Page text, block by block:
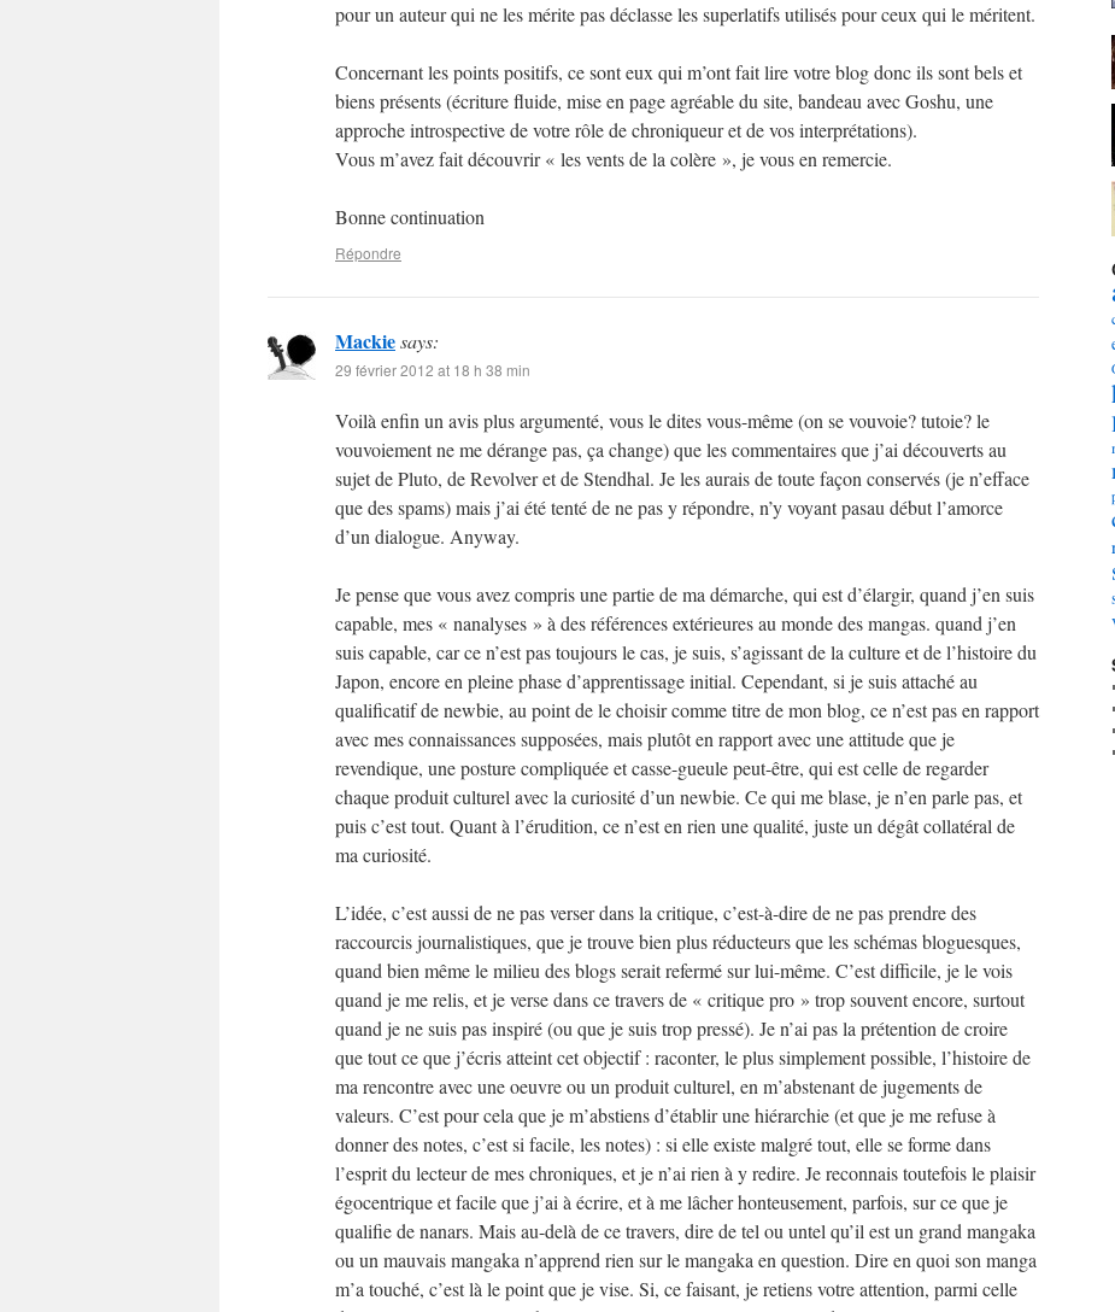
pour un auteur qui ne les mérite pas déclasse les superlatifs utilisés pour ceux qui le méritent.
Concernant les points positifs, ce sont eux qui m’ont fait lire votre blog donc ils sont bels et
biens présents (écriture fluide, mise en page agréable du site, bandeau avec Goshu, une
approche introspective de votre rôle de chroniqueur et de vos interprétations).
Vous m’avez fait découvrir « les vents de la colère », je vous en remercie.
Bonne continuation
Répondre
Mackiesays:
29 février 2012 at 18 h 38 min
Voilà enfin un avis plus argumenté, vous le dites vous-même (on se vouvoie? tutoie? le
vouvoiement ne me dérange pas, ça change) que les commentaires que j’ai découverts au
sujet de Pluto, de Revolver et de Stendhal. Je les aurais de toute façon conservés (je n’efface
que des spams) mais j’ai été tenté de ne pas y répondre, n’y voyant pasau début l’amorce
d’un dialogue. Anyway.
Je pense que vous avez compris une partie de ma démarche, qui est d’élargir, quand j’en suis
capable, mes « nanalyses » à des références extérieures au monde des mangas. quand j’en
suis capable, car ce n’est pas toujours le cas, je suis, s’agissant de la culture et de l’histoire du
Japon, encore en pleine phase d’apprentissage initial. Cependant, si je suis attaché au
qualificatif de newbie, au point de le choisir comme titre de mon blog, ce n’est pas en rapport
avec mes connaissances supposées, mais plutôt en rapport avec une attitude que je
revendique, une posture compliquée et casse-gueule peut-être, qui est celle de regarder
chaque produit culturel avec la curiosité d’un newbie. Ce qui me blase, je n’en parle pas, et
puis c’est tout. Quant à l’érudition, ce n’est en rien une qualité, juste un dégât collatéral de
ma curiosité.
L’idée, c’est aussi de ne pas verser dans la critique, c’est-à-dire de ne pas prendre des
raccourcis journalistiques, que je trouve bien plus réducteurs que les schémas bloguesques,
quand bien même le milieu des blogs serait refermé sur lui-même. C’est difficile, je le vois
quand je me relis, et je verse dans ce travers de « critique pro » trop souvent encore, surtout
quand je ne suis pas inspiré (ou que je suis trop pressé). Je n’ai pas la prétention de croire
que tout ce que j’écris atteint cet objectif : raconter, le plus simplement possible, l’histoire de
ma rencontre avec une oeuvre ou un produit culturel, en m’abstenant de jugements de
valeurs. C’est pour cela que je m’abstiens d’établir une hiérarchie (et que je me refuse à
donner des notes, c’est si facile, les notes) : si elle existe malgré tout, elle se forme dans
l’esprit du lecteur de mes chroniques, et je n’ai rien à y redire. Je reconnais toutefois le plaisir
égocentrique et facile que j’ai à écrire, et à me lâcher honteusement, parfois, sur ce que je
qualifie de nanars. Mais au-delà de ce travers, dire de tel ou untel qu’il est un grand mangaka
ou un mauvais mangaka n’apprend rien sur le mangaka en question. Dire en quoi son manga
m’a touché, c’est là le point que je vise. Si, ce faisant, je retiens votre attention, parmi celle